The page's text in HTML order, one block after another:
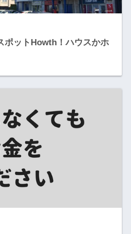
ポットHowth！ハウスかホ